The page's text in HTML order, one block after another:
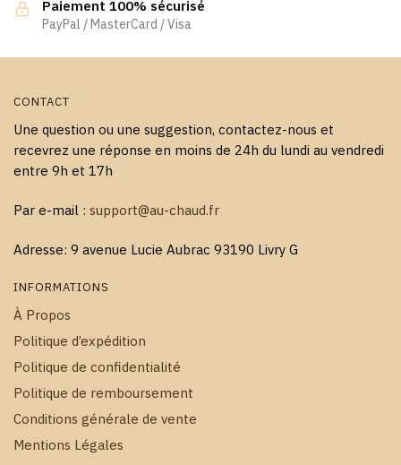
page
du
Paiement 100% sécurisé
PayPal / MasterCard / Visa
CONTACT
Une question ou une suggestion, contactez-nous et
recevrez une réponse en moins de 24h du lundi au vendredi
entre 9h et 17h
Par e-mail : support@au-chaud.fr
Adresse: 9 avenue Lucie Aubrac 93190 Livry G
INFORMATIONS
À Propos
Politique d’expédition
Politique de confidentialité
Politique de remboursement
Conditions générale de vente
Mentions Légales